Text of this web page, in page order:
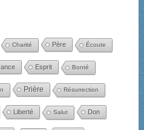
Charité Père Écoute
Esprit Bonté
Prière Résurrection
Liberté Salut Don